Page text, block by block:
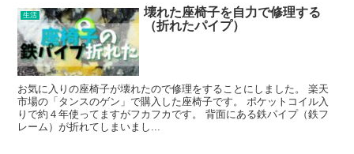
生活
壊れた座椅子を自力で修理する
（折れたパイプ）
お気に入りの座椅子が壊れたので修理をすることにしました。 楽天
市場の「タンスのゲン」で購入した座椅子です。 ポケットコイル入
りで約４年使ってますがフカフカです。 背面にある鉄パイプ（鉄フ
レーム）が折れてしまいまし...